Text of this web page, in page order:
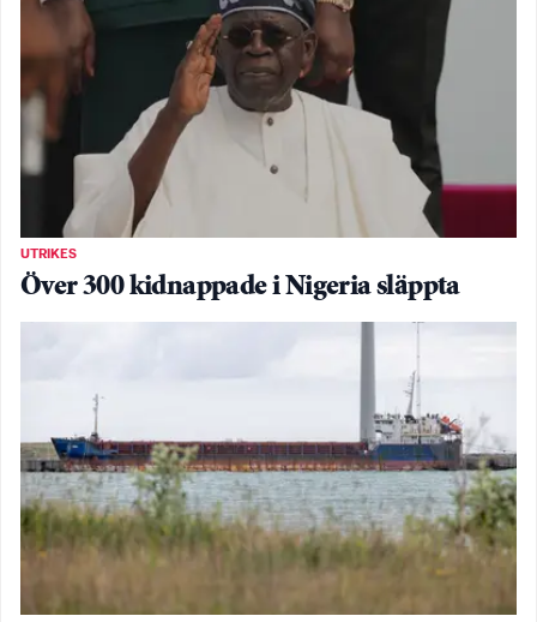
UTRIKES
Över 300 kidnappade i Nigeria släppta